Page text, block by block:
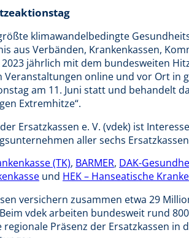
klimawandelbedingte
aus Verbänden, Krankenkassen,
jährlich mit dem bundesweiten
Veranstaltungen online und vor Ort in
am 11. Juni statt und behandelt
Extremhitze“.
Ersatzkassen e. V. (vdek) ist
aller sechs
(TK), BARMER, DAK-
und HEK – Hanseatische
versichern zusammen etwa 29
vdek arbeiten bundesweit rund
regionale Präsenz der Ersatzkassen in